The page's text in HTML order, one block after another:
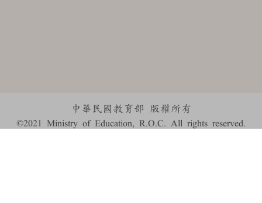
中華民國教育部 版權所有
©2021 Ministry of Education, R.O.C. All rights reserved.